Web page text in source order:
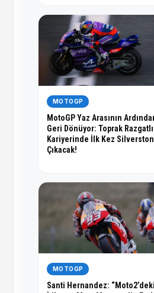
MOTOGP
MotoGP Yaz Arasının
Geri Dönüyor: Toprak
Kariyerinde İlk Kez
Çıkacak!
MOTOGP
Santi Hernandez: